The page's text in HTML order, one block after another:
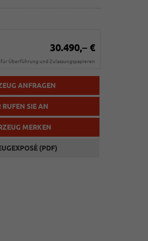
30.490,– €
für Überführung und Zulassungspapieren
ANFRAGEN
RUFEN SIE AN
MERKEN
(PDF)